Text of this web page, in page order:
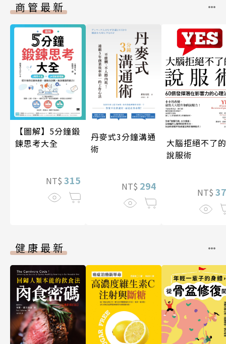
商管最新
【圖解】5分鐘鍛
鍊思考大全
NT$ 315
丹麥式3分鐘溝通
術
NT$ 294
大腦拒絕不了的
說服術
NT$
健康最新